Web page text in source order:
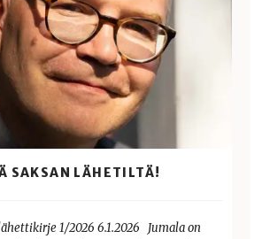
SAKSAN LÄHETILTÄ!
1/2026 6.1.2026 Jumala on